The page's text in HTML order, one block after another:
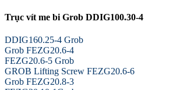
Trục vít me bi Grob DDIG100.30-4
DDIG160.25-4 Grob
Grob FEZG20.6-4
FEZG20.6-5 Grob
GROB Lifting Screw FEZG20.6-6
Grob FEZG20.8-3